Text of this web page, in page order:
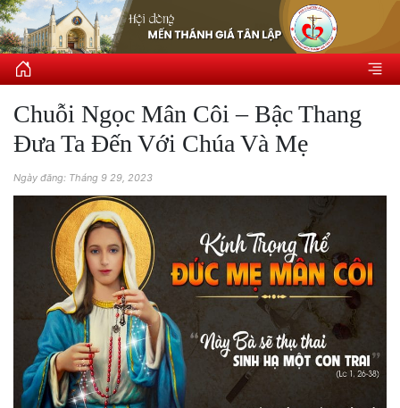
Chuỗi Ngọc Mân Côi – Bậc Thang
Đưa Ta Đến Với Chúa Và Mẹ
Ngày đăng: Tháng 9 29, 2023